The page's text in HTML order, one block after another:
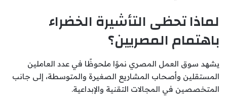
لماذا تحظى التأشيرة الخضراء
باهتمام المصريين؟
يشهد سوق العمل المصري نموًا ملحوظًا في عدد العاملين
المستقلين وأصحاب المشاريع الصغيرة والمتوسطة، إلى جانب
المتخصصين في المجالات التقنية والإبداعية.